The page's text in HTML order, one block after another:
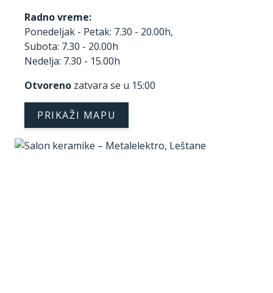
Radno vreme:
Ponedeljak - Petak: 7.30 - 20.00h,
Subota: 7.30 - 20.00h
Nedelja: 7.30 - 15.00h
Otvoreno zatvara se u 15:00
PRIKAŽI MAPU